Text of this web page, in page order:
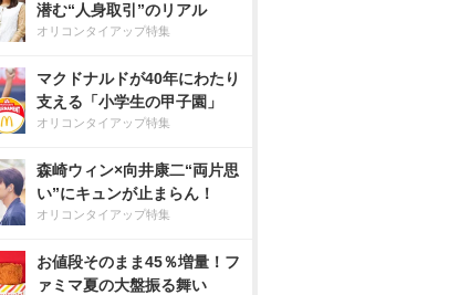
潜む“人身取引”のリアル
オリコンタイアップ特集
マクドナルドが40年にわたり
支える「小学生の甲子園」
オリコンタイアップ特集
森崎ウィン×向井康二“両片思
い”にキュンが止まらん！
オリコンタイアップ特集
お値段そのまま45％増量！フ
ァミマ夏の大盤振る舞い